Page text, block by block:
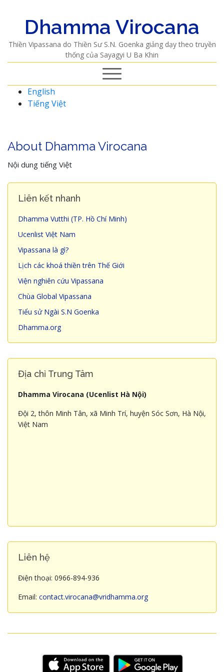
Dhamma Virocana
Thiền Vipassana do Thiền Sư S.N. Goenka giảng dạy theo truyền
thống của Sayagyi U Ba Khin
English
Tiếng Việt
About Dhamma Virocana
Nội dung tiếng Việt
Liên kết nhanh
Dhamma Vutthi (TP. Hồ Chí Minh)
Ucenlist Việt Nam
Vipassana là gì?
Lịch các khoá thiền trên Thế Giới
Viện nghiên cứu Vipassana
Chùa Global Vipassana
Tiểu sử Ngài S.N Goenka
Dhamma.org
Địa chỉ Trung Tâm
Dhamma Virocana (Ucenlist Hà Nội)
Đội 2, thôn Minh Tân, xã Minh Trí, huyện Sóc Sơn, Hà Nội,
Việt Nam
Liên hệ
Điện thoại: 0966-894-936
Email: contact.virocana@vridhamma.org